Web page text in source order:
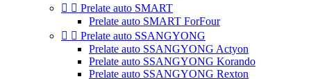
  Prelate auto SMART
Prelate auto SMART ForFour
  Prelate auto SSANGYONG
Prelate auto SSANGYONG Actyon
Prelate auto SSANGYONG Korando
Prelate auto SSANGYONG Rexton